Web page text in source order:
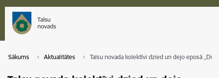
Sākums Aktualitātes Talsu novada kolektīvi dzied un dejo eposā